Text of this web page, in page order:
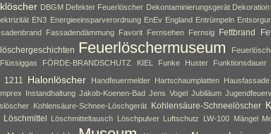
DBGM Defekter Feuerlöscher Dekontaminierungsgerät Dekoration
EN3 Energieeinsparverordnung EnEv England Entrümpeln
Fassadendämmung Favorit Fernsehen Fernsig Fettbrand
Feuerlöschermuseum
Flüssiggas FÖRDE-BRANDSCHUTZ KIEL Funke Huster Funktionsdauer
1211 Halonlöscher Handfeuermelder Hartschaumplatten Hausfassade
Instandhaltung Jakob-Koenen-Bad Jens Vogel Jubiläum
Kohlensäure-Schnee-Löschgerät Kohlensäure-Schneelöscher
Löschmittel Löschmitteltausch Löschpulver Luftschutz LW-100 Mängel